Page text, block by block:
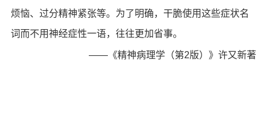
烦恼、过分精神紧张等。为了明确，干脆使用这些症状名
词而不用神经症性一语，往往更加省事。
——《精神病理学（第2版）》许又新著